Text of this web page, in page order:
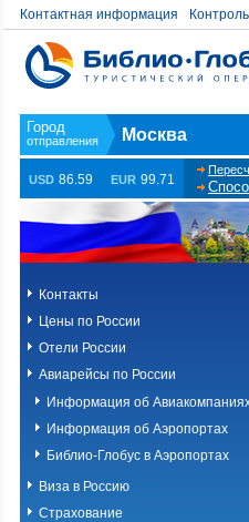
Контактная информация
Москва
USD 86.59 EUR 99.71
Контакты
Цены по России
Отели России
Авиарейсы по России
Информация об
Информация об Аэропортах
Библио-Глобус в Аэропортах
Виза в Россию
Страхование